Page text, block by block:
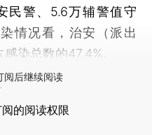
民警、5.6万辅警值守
情况看，治安（派出
染总数的47.4%。
阅后继续阅读
的阅读权限